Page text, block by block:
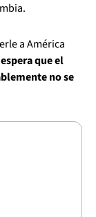
a América
que el
no se